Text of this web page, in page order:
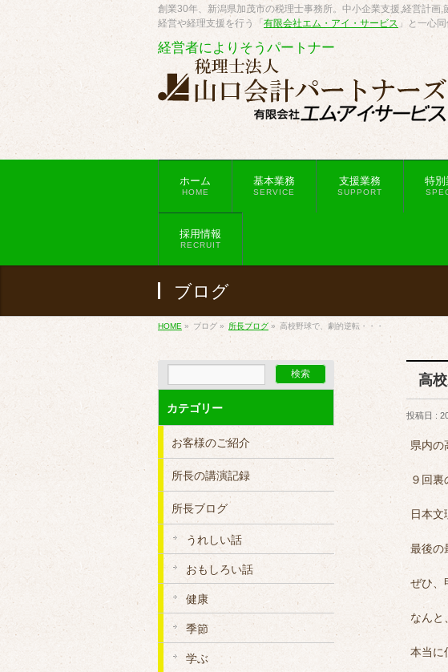
創業30年、新潟県加茂市の税理士事務所。中小企業支援,経営計画
経営や経理支援を行う「 有限会社エム・アイ・サービス 」と一心
経営者によりそうパートナー
ホーム
HOME
基本業務
SERVICE
支援業務
SUPPORT
特別
採用情報
RECRUIT
ブログ
HOME » ブログ » 所長ブログ » 高校野球で、劇的逆転・・・
高
投稿日 :
県内の
９回
日本文
最後の
ぜひ、
なんと
本当に
カテゴリー
お客様のご紹介
所長の講演記録
所長ブログ
うれしい話
おもしろい話
健康
季節
学ぶ